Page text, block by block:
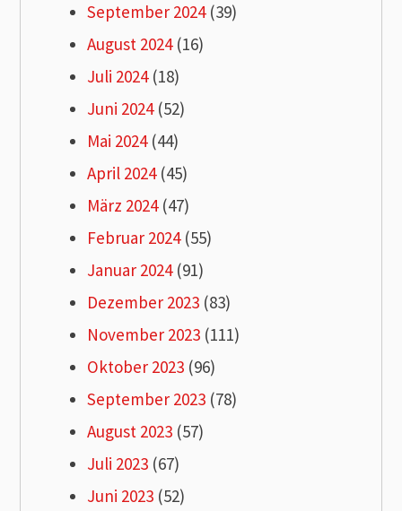
September 2024(39)
August 2024(16)
Juli 2024(18)
Juni 2024(52)
Mai 2024(44)
April 2024(45)
März 2024(47)
Februar 2024(55)
Januar 2024(91)
Dezember 2023 (83)
November 2023 (111)
Oktober 2023 (96)
September 2023 (78)
August 2023 (57)
Juli 2023 (67)
Juni 2023 (52)